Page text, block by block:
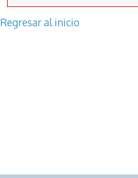
Regresar al inicio